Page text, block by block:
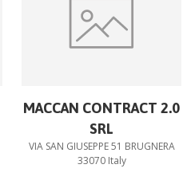
MACCAN CONTRACT 2.0
SRL
VIA SAN GIUSEPPE 51 BRUGNERA
33070 Italy